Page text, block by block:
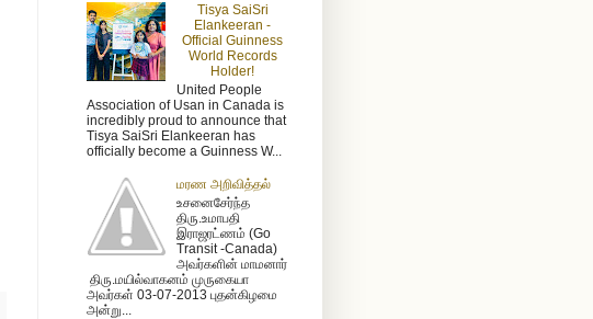
Tisya SaiSri
Elankeeran -
Official Guinness
World Records
Holder!
United People
Association of Usan in Canada is
incredibly proud to announce that
Tisya SaiSri Elankeeran has
officially become a Guinness W...
மரண அறிவித்தல்
உசனைசேர்ந்த
திரு.உமாபதி
இராஜரட்ணம் (Go
Transit -Canada)
அவர்களின் மாமனார்
திரு.மயில்வாகனம் முருகையா
அவர்கள் 03-07-2013 புதன்கிழமை
அன்று...